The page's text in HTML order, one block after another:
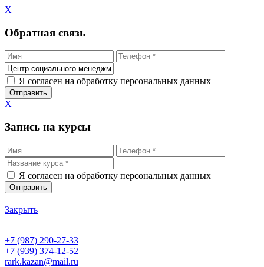
X
Обратная связь
Я согласен на обработку персональных данных
X
Запись на курсы
Я согласен на обработку персональных данных
Закрыть
+7 (987) 290-27-33
+7 (939) 374-12-52
rark.kazan@mail.ru